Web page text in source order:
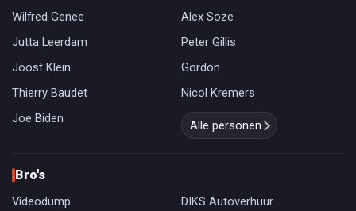
Wilfred Genee
Alex Soze
Jutta Leerdam
Peter Gillis
Joost Klein
Gordon
Thierry Baudet
Nicol Kremers
Joe Biden
Alle personen
Bro's
Videodump
DIKS Autoverhuur